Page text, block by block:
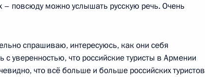
Александром Бегловым
– повсюду можно услышать русскую речь. Очень
спрашиваю, интересуюсь, как они себя
с уверенностью, что российские туристы в Армении
что всё больше и больше российских туристов